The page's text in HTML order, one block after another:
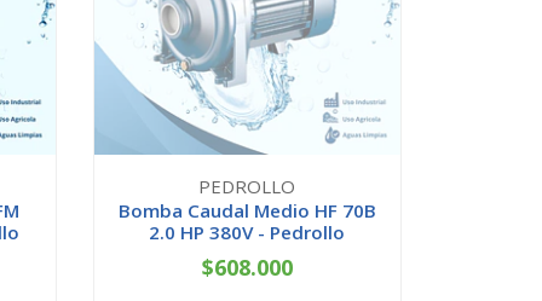
PEDROLLO
Bomba Caudal Medio HF 70B
2.0 HP 380V - Pedrollo
AGOTADO
$608.000